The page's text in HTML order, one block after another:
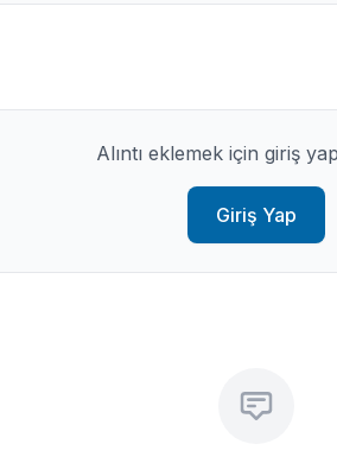
Alıntı eklemek için giriş
Giriş Yap